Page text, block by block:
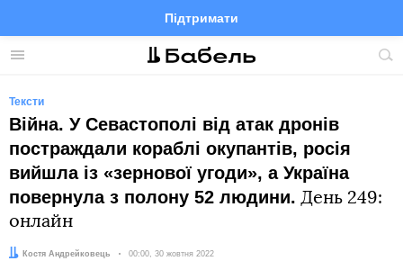
Меню
Підтримати
FacebookTelegramTwitter
Тексти
Війна. У Севастополі від атак дронів
постраждали кораблі окупантів, росія
вийшла із «зернової угоди», а Україна
повернула з полону 52 людини. День 249:
онлайн
Автор:Костя Андрейковець Дата:
00:00, 30 жовтня 2022